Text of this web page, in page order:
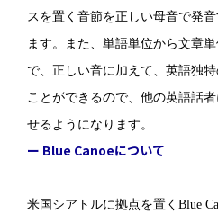
スを置く音節を正しい母音で発
ます。また、単語単位から文章
で、正しい音に加えて、英語独
ことができるので、他の英語話
せるようになります。
ー Blue Canoeについて
米国シアトルに拠点を置くBlue